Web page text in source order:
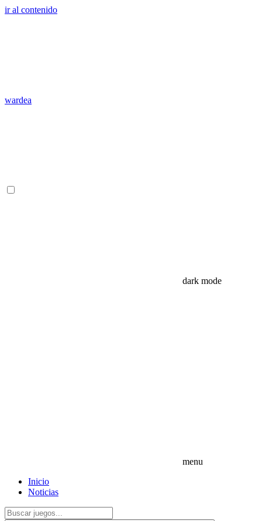
ir al contenido
wardea
dark mode
menu
Inicio
Noticias